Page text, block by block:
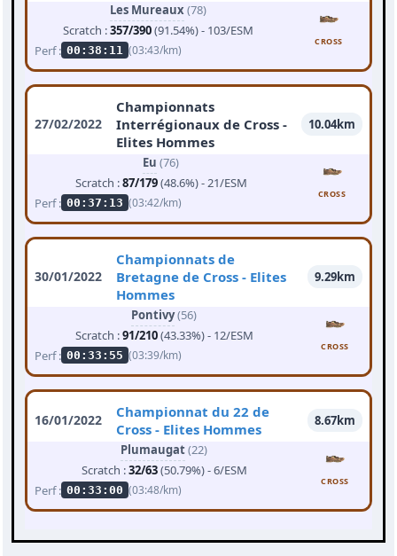
Les Mureaux(78)
Scratch :357/390(91.54%) - 103/ESM
Perf : 00:38:11 (03:43/km)
CROSS
27/02/2022
Championnats
Interrégionaux de Cross -
Elites Hommes
10.04km
Eu (76)
Scratch :87/179(48.6%) - 21/ESM
Perf : 00:37:13 (03:42/km)
CROSS
30/01/2022
Championnats de
Bretagne de Cross - Elites
Hommes
9.29km
Pontivy(56)
Scratch :91/210(43.33%) - 12/ESM
Perf : 00:33:55 (03:39/km)
CROSS
16/01/2022
Championnat du 22 de
Cross - Elites Hommes
8.67km
Plumaugat(22)
Scratch :32/63(50.79%) - 6/ESM
Perf : 00:33:00 (03:48/km)
CROSS